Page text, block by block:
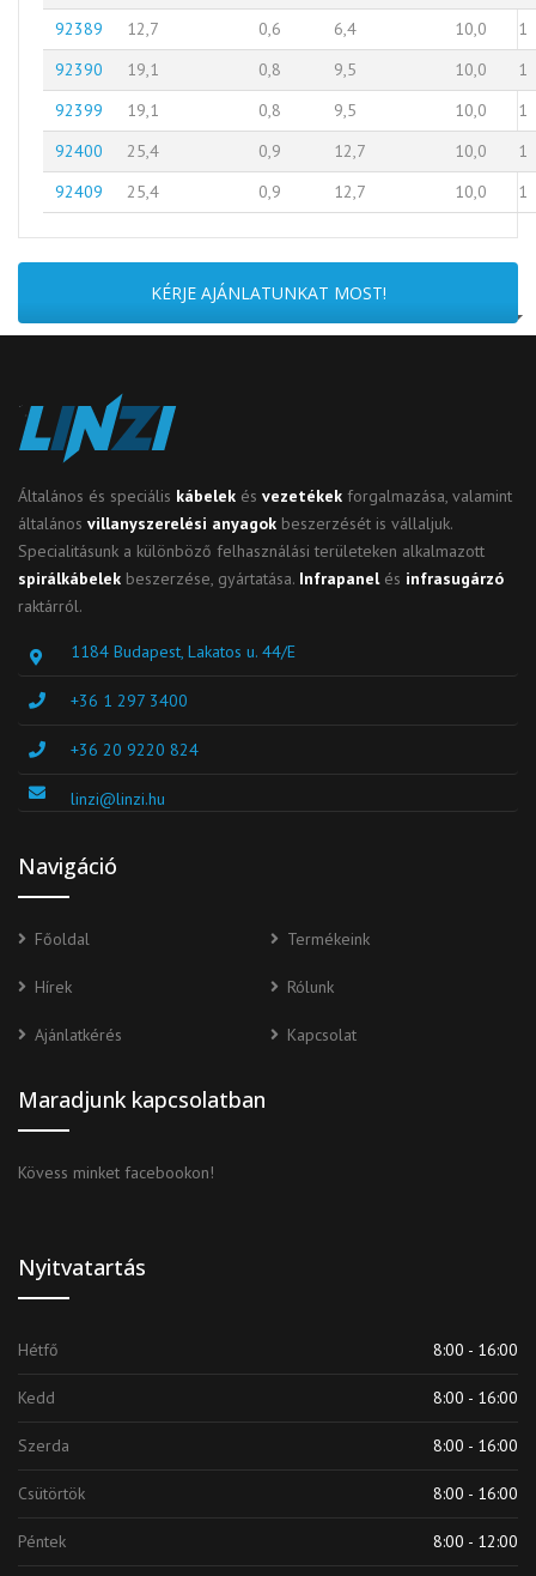
92389
12,7 0,6 6,4 10,0
1
92390
19,1 0,8 9,5 10,0
1
92399
19,1 0,8 9,5 10,0
1
92400
25,4 0,9 12,7 10,0
1
92409
25,4 0,9 12,7 10,0 1
KÉRJE AJÁNLATUNKAT MOST!
Általános és speciális kábelek és vezetékek forgalmazása, valamint
általános villanyszerelési anyagok beszerzését is vállaljuk.
Specialitásunk a különböző felhasználási területeken alkalmazott
spirálkábelek beszerzése, gyártatása. Infrapanel és infrasugárzó
raktárról.
1184 Budapest, Lakatos u. 44/E
+36 1 297 3400
+36 20 9220 824
linzi@linzi.hu
Navigáció
Főoldal Termékeink
Hírek Rólunk
Ajánlatkérés Kapcsolat
Maradjunk kapcsolatban
Kövess minket facebookon!
Nyitvatartás
Hétfő 8:00 - 16:00
Kedd 8:00 - 16:00
Szerda 8:00 - 16:00
Csütörtök 8:00 - 16:00
Péntek 8:00 - 12:00